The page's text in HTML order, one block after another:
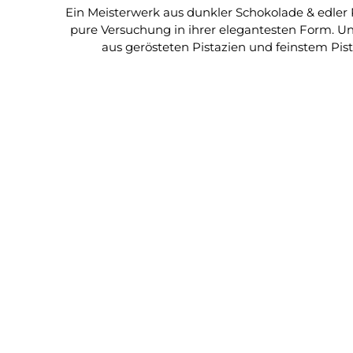
Ein Meisterwerk aus dunkler Schokolade & edler Pistaziencreme Die Kunst der Verführung – Pistazie trifft Edelkakao
pure Versuchung in ihrer elegantesten Form.
aus gerösteten Pistazien und feinstem
Mittelmeerraum • Cremig, nussig & feinherb zugleich • Teil